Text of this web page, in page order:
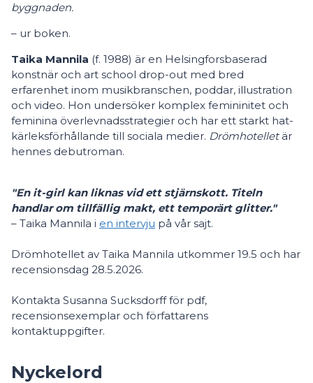
byggnaden.
– ur boken.
Taika Mannila (f. 1988) är en Helsingforsbaserad
konstnär och art school drop-out med bred
erfarenhet inom musikbranschen, poddar, illustration
och video. Hon undersöker komplex femininitet och
feminina överlevnadsstrategier och har ett starkt hat-
kärleksförhållande till sociala medier. Drömhotelletär
hennes debutroman.
"En it-girl kan liknas vid ett stjärnskott. Titeln
handlar om tillfällig makt, ett temporärt glitter."
– Taika Mannila i en intervju på vår sajt.
Drömhotellet av Taika Mannila utkommer 19.5 och har
recensionsdag 28.5.2026.
Kontakta Susanna Sucksdorff för pdf,
recensionsexemplar och författarens
kontaktuppgifter.
Nyckelord